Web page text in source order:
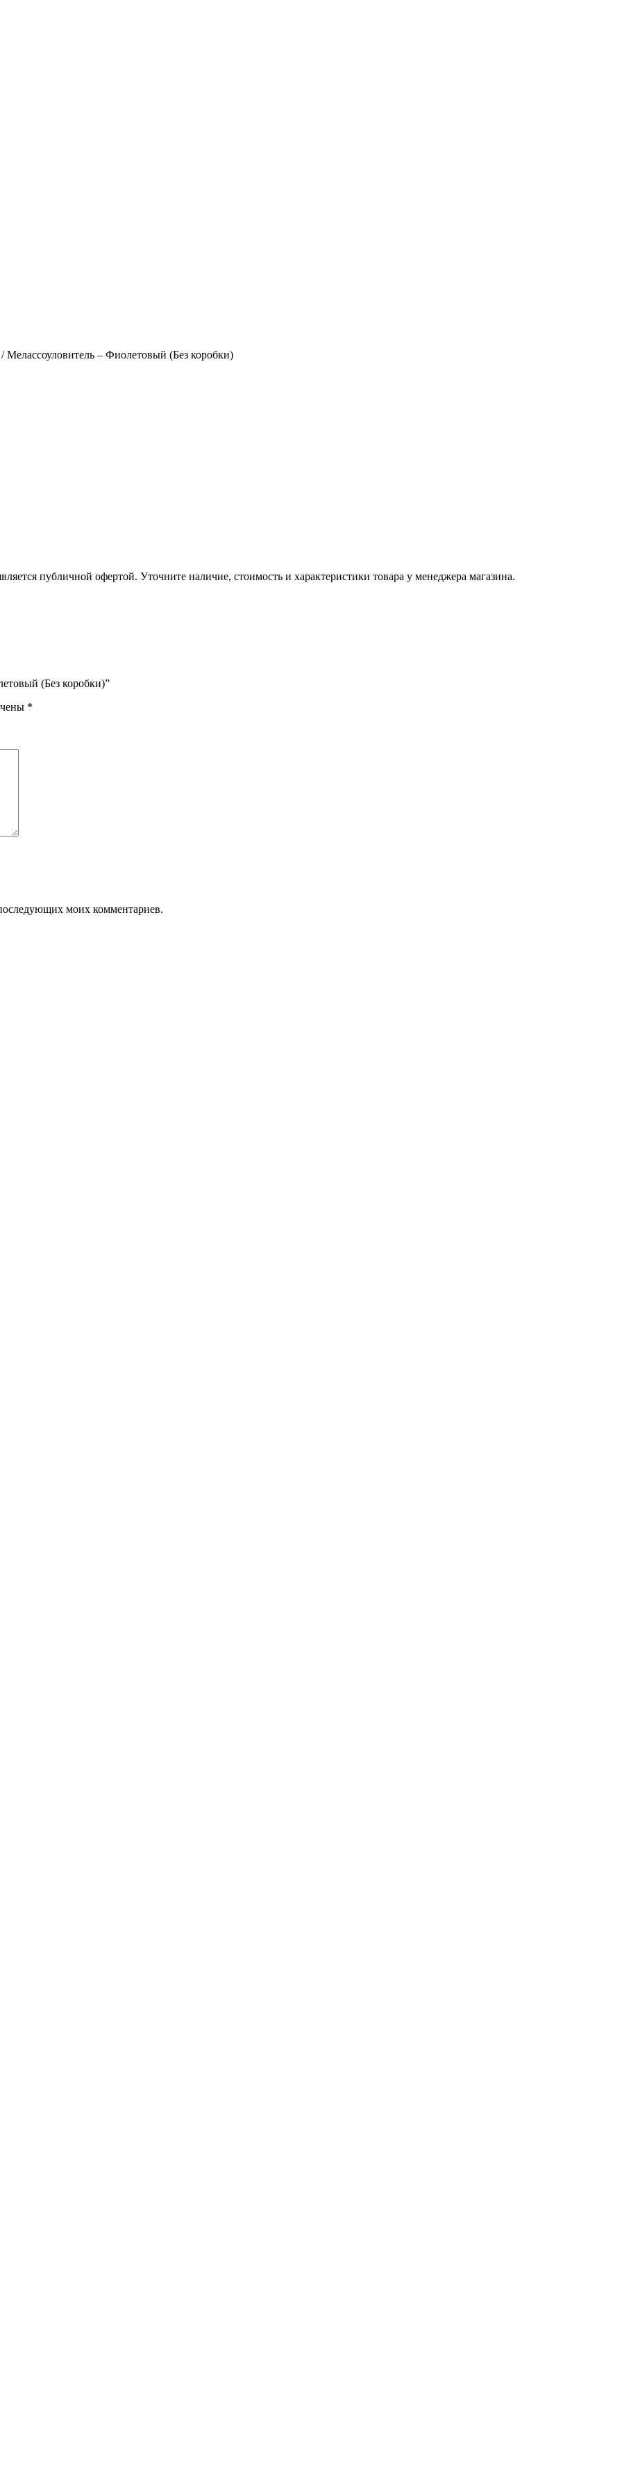
/ Мелассоуловитель – Фиолетовый (Без коробки)
публичной офертой. Уточните наличие, стоимость и характеристики товара у менеджера магазина.
(Без коробки)”
*
моих комментариев.